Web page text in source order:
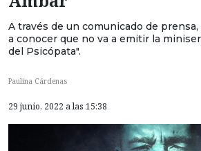
A través de un comunicado de
a conocer que no va a emitir la
del Psicópata".
Paulina Cárdenas
29 junio, 2022 a las 15:38